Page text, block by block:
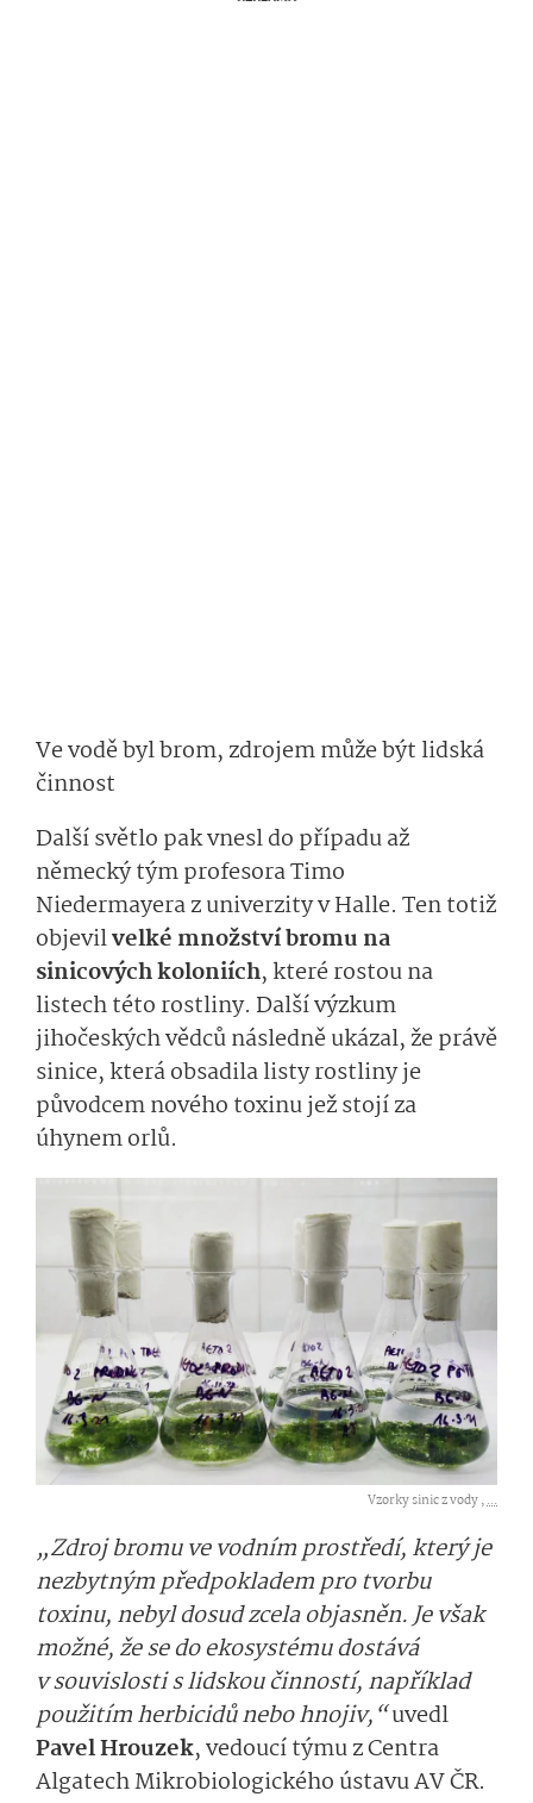
Ve vodě byl brom, zdrojem může být lidská
činnost
Další světlo pak vnesl do případu až
německý tým profesora Timo
Niedermayera z univerzity v Halle. Ten totiž
objevilvelké množství bromu na
sinicových koloniích, které rostou na
listech této rostliny. Další výzkum
jihočeských vědců následně ukázal, že právě
sinice, která obsadila listy rostliny je
původcem nového toxinu jež stojí za
úhynem orlů.
Vzorky sinic z vody ,...
„Zdroj bromu ve vodním prostředí, který je
nezbytným předpokladem pro tvorbu
toxinu, nebyl dosud zcela objasněn. Je však
možné, že se do ekosystému dostává
v souvislosti s lidskou činností, například
použitím herbicidů nebo hnojiv,“uvedl
Pavel Hrouzek, vedoucí týmu z Centra
Algatech Mikrobiologického ústavu AV ČR.